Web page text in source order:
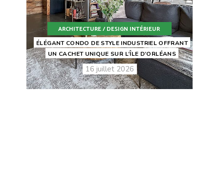
ARCHITECTURE / DESIGN INTÉRIEUR
ÉLÉGANT CONDO DE STYLE INDUSTRIEL OFFRANT
UN CACHET UNIQUE SUR L’ÎLE D’ORLÉANS
16 juillet 2026